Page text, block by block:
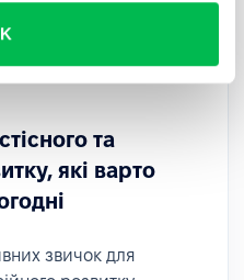
та
які варто
звичок для